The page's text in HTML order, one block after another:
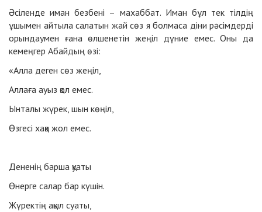
Әсіленде иман безбені – махаббат. Иман бұл тек тілдің
ұшымен айтыла салатын жай сөз я болмаса діни рәсімдерді
орындаумен ғана өлшенетін жеңіл дүние емес. Оны да
кемеңгер Абайдың өзі:
«Алла деген сөз жеңіл,
Аллаға ауыз қол емес.
Ынталы жүрек, шын көңіл,
Өзгесі хаққа жол емес.
Дененің барша қуаты
Өнерге салар бар күшін.
Жүректің ақыл суаты,